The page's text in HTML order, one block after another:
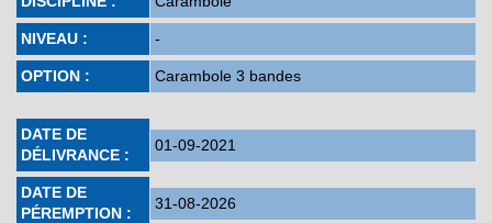
NIVEAU : -
OPTION : Carambole 3 bandes
DATE DE
DÉLIVRANCE :
01-09-2021
DATE DE
PÉREMPTION :
31-08-2026